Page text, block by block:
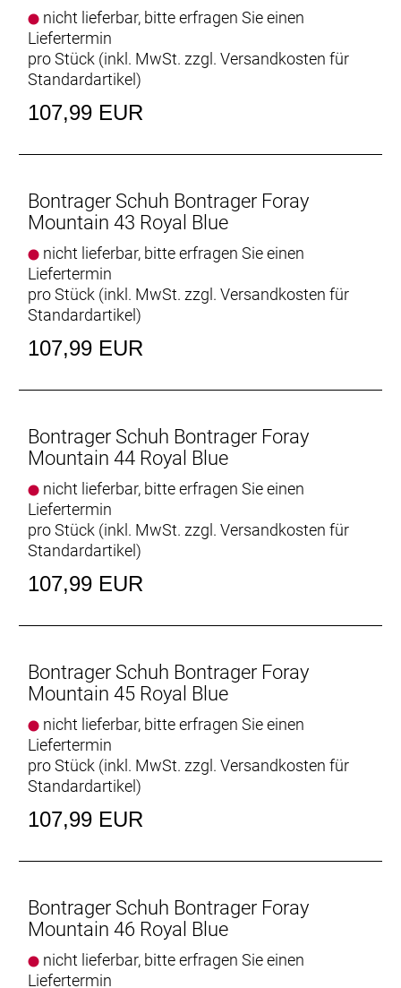
nicht lieferbar, bitte erfragen Sie einen
Liefertermin
pro Stück (inkl. MwSt. zzgl. Versandkosten für
Standardartikel)
107,99 EUR
Bontrager Schuh Bontrager Foray
Mountain 43 Royal Blue
nicht lieferbar, bitte erfragen Sie einen
Liefertermin
pro Stück (inkl. MwSt. zzgl. Versandkosten für
Standardartikel)
107,99 EUR
Bontrager Schuh Bontrager Foray
Mountain 44 Royal Blue
nicht lieferbar, bitte erfragen Sie einen
Liefertermin
pro Stück (inkl. MwSt. zzgl. Versandkosten für
Standardartikel)
107,99 EUR
Bontrager Schuh Bontrager Foray
Mountain 45 Royal Blue
nicht lieferbar, bitte erfragen Sie einen
Liefertermin
pro Stück (inkl. MwSt. zzgl. Versandkosten für
Standardartikel)
107,99 EUR
Bontrager Schuh Bontrager Foray
Mountain 46 Royal Blue
nicht lieferbar, bitte erfragen Sie einen
Liefertermin